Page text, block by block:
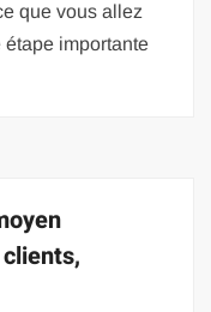
que vous allez
importante